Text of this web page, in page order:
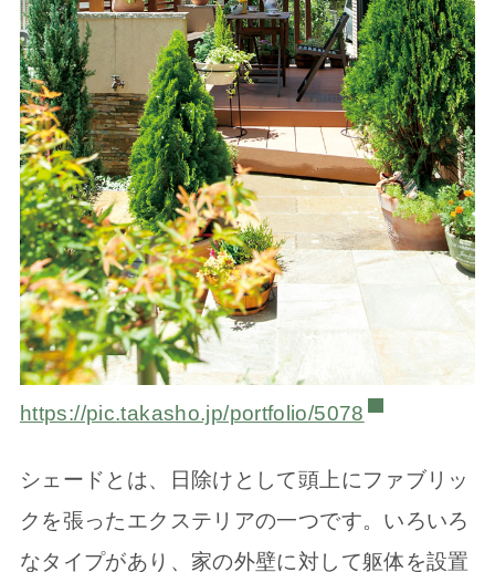
https://pic.takasho.jp/portfolio/5078
シェードとは、日除けとして頭上にファブリッ
クを張ったエクステリアの一つです。いろいろ
なタイプがあり、家の外壁に対して躯体を設置